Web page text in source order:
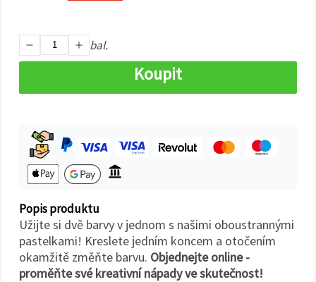
na tlačítko
Nastavení
bal.
Koupit
Popis produktu
Užijte si dvě barvy v jednom s našimi oboustrannými
pastelkami! Kreslete jedním koncem a otočením
okamžitě změňte barvu. Objednejte online -
proměňte své kreativní nápady ve skutečnost!